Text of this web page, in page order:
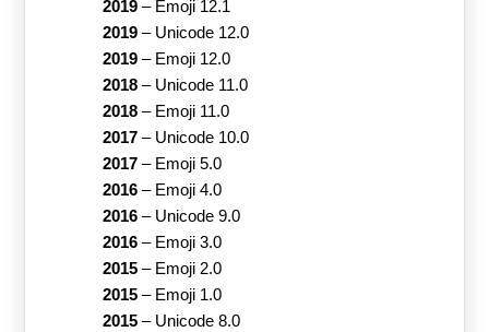
2019– Emoji 12.1
2019– Unicode 12.0
2019– Emoji 12.0
2018– Unicode 11.0
2018– Emoji 11.0
2017– Unicode 10.0
2017– Emoji 5.0
2016– Emoji 4.0
2016– Unicode 9.0
2016– Emoji 3.0
2015– Emoji 2.0
2015– Emoji 1.0
2015– Unicode 8.0